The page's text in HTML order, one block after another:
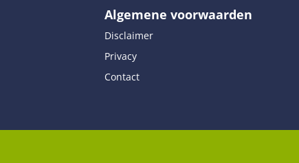
Algemene voorwaarden
Disclaimer
Privacy
Contact